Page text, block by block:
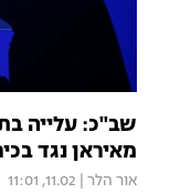
שב"כ: עלייה
מאיראן נגד
אור הלר 11.02, 11:01